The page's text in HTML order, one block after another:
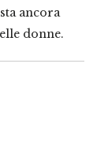
ancora
donne.